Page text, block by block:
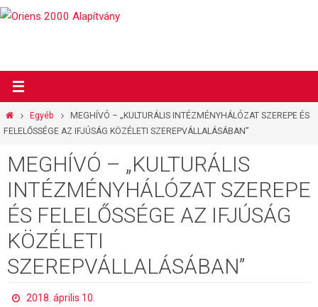
Megszakítás
OtthonEgyéb
MEGHÍVÓ – „KULTURÁLIS INTÉZMÉNYHÁLÓZAT SZEREPE ÉS
FELELŐSSÉGE AZ IFJÚSÁG KÖZÉLETI SZEREPVÁLLALÁSÁBAN”
MEGHÍVÓ – „KULTURÁLIS
INTÉZMÉNYHÁLÓZAT SZEREPE
ÉS FELELŐSSÉGE AZ IFJÚSÁG
KÖZÉLETI
SZEREPVÁLLALÁSÁBAN”
2018. április 10.